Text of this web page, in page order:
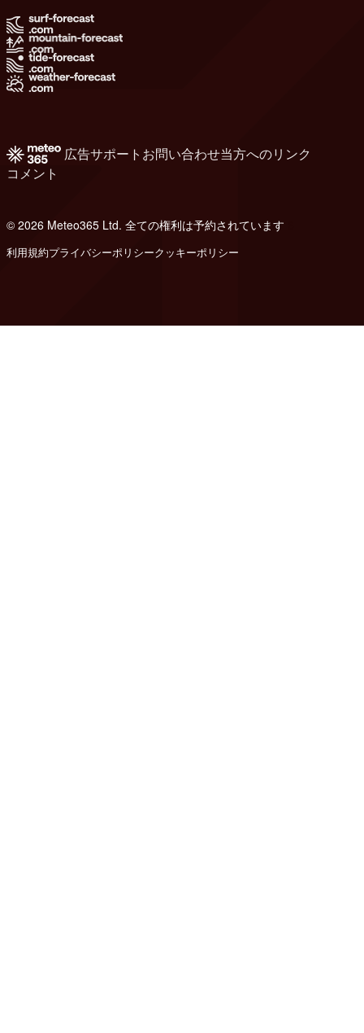
広告サポート お問い合わせ当方へのリンク
コメント
© 2026 Meteo365 Ltd. 全ての権利は予約されています
利用規約プライバシーポリシークッキーポリシー